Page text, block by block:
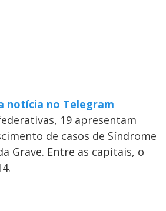
notícia no Telegram
19 apresentam
de casos de Síndrome
Grave. Entre as capitais, o